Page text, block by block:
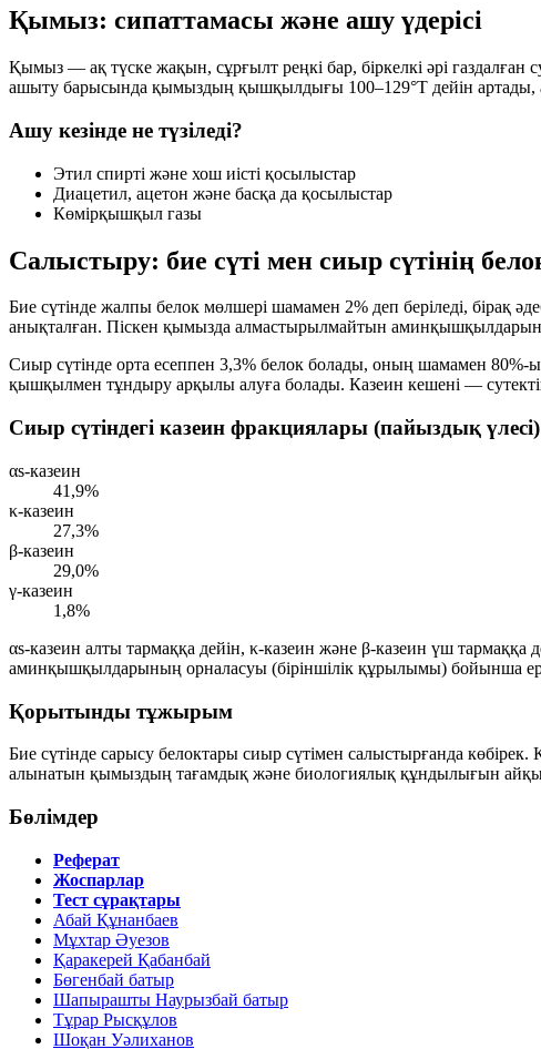
Қымыз: сипаттамасы және ашу үдерісі
Қымыз — ақ түске жақын, сұрғылт реңкі бар, біркелкі әрі
ашыту барысында қымыздың қышқылдығы 100–129°Т дейін
Ашу кезінде не түзіледі?
Этил спирті және хош иісті қосылыстар
Диацетил, ацетон және басқа да қосылыстар
Көмірқышқыл газы
Салыстыру: бие сүті мен сиыр сүтінің
Бие сүтінде жалпы белок мөлшері шамамен 2% деп беріледі, бірақ
анықталған. Піскен қымызда алмастырылмайтын
Сиыр сүтінде орта есеппен 3,3% белок болады, оның шамамен 80%-ы
қышқылмен тұндыру арқылы алуға болады. Казеин кешені —
Сиыр сүтіндегі казеин фракциялары (пайыздық үлесі)
αs-казеин
41,9%
κ-казеин
27,3%
β-казеин
29,0%
γ-казеин
1,8%
αs-казеин алты тармаққа дейін, κ-казеин және β-казеин үш
аминқышқылдарының орналасуы (біріншілік құрылымы) бойынша
Қорытынды тұжырым
Бие сүтінде сарысу белоктары сиыр сүтімен салыстырғанда
алынатын қымыздың тағамдық және биологиялық құндылығын
Бөлімдер
Реферат
Жоспарлар
Тест сұрақтары
Абай Құнанбаев
Мұхтар Әуезов
Қаракерей Қабанбай
Бөгенбай батыр
Шапырашты Наурызбай батыр
Тұрар Рысқұлов
Шоқан Уәлиханов